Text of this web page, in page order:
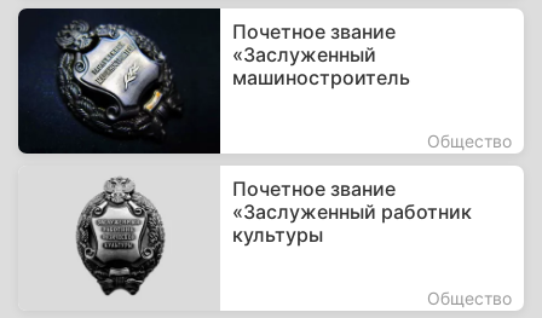
Почетное звание
«Заслуженный
машиностроитель
Общество
Почетное звание
«Заслуженный работник
культуры
Общество